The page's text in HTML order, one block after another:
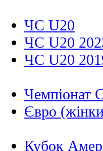
ЧС U20
ЧС U20
ЧС U20
Чемпіонат
Євро
Кубок